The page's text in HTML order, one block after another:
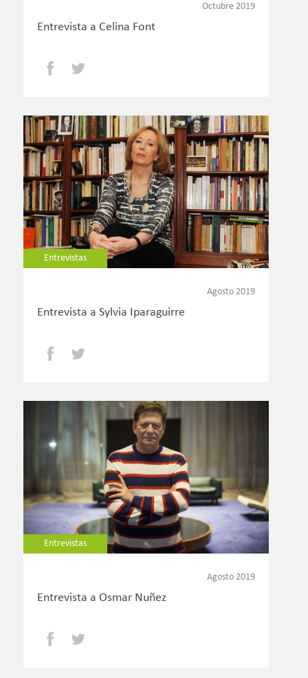
Octubre 2019
Entrevista a Celina Font
Facebook
Entrevistas
Agosto 2019
Entrevista a Sylvia Iparaguirre
Facebook
Entrevistas
Agosto 2019
Entrevista a Osmar Nuñez
Facebook